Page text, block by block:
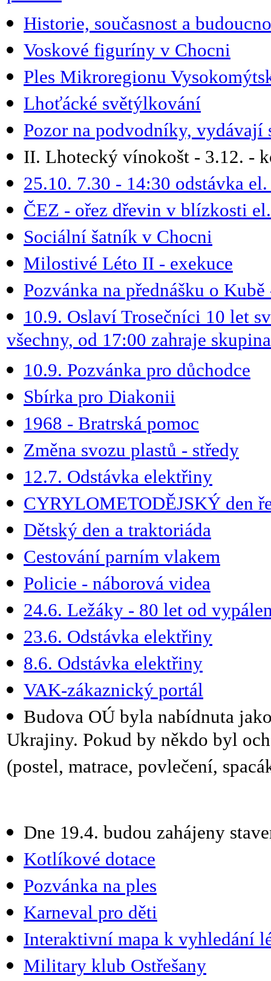
Historie, současnost a
Voskové figuríny v Chocni
Ples Mikroregionu
Lhoťácké světýlkování
Pozor na podvodníky, vydávají
II. Lhotecký vínokošt - 3.12. -
25.10. 7.30 - 14:30 odstávka
ČEZ - ořez dřevin v blízkosti
Sociální šatník v Chocni
Milostivé Léto II - exekuce
Pozvánka na přednášku o
10.9. Oslaví Trosečníci 10 let
všechny, od 17:00 zahraje
10.9. Pozvánka pro důchodce
Sbírka pro Diakonii
1968 - Bratrská pomoc
Změna svozu plastů - středy
12.7. Odstávka elektřiny
CYRYLOMETODĚJSKÝ den
Dětský den a traktoriáda
Cestování parním vlakem
Policie - náborová videa
24.6. Ležáky - 80 let od
23.6. Odstávka elektřiny
8.6. Odstávka elektřiny
VAK-zákaznický portál
Budova OÚ byla nabídnuta
Ukrajiny. Pokud by někdo byl
(postel, matrace, povlečení,
Dne 19.4. budou zahájeny
Kotlíkové dotace
Pozvánka na ples
Karneval pro děti
Interaktivní mapa k vyhledání
Military klub Ostřešany